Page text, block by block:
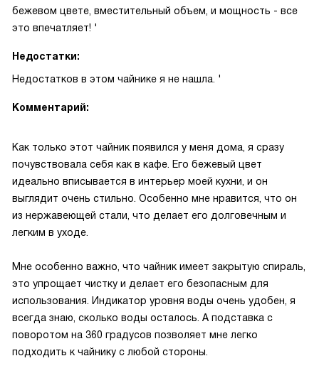
бежевом цвете, вместительный объем, и мощность - все
это впечатляет! '
Недостатки:
Недостатков в этом чайнике я не нашла. '
Комментарий:
Как только этот чайник появился у меня дома, я сразу
почувствовала себя как в кафе. Его бежевый цвет
идеально вписывается в интерьер моей кухни, и он
выглядит очень стильно. Особенно мне нравится, что он
из нержавеющей стали, что делает его долговечным и
легким в уходе.
Мне особенно важно, что чайник имеет закрытую спираль,
это упрощает чистку и делает его безопасным для
использования. Индикатор уровня воды очень удобен, я
всегда знаю, сколько воды осталось. А подставка с
поворотом на 360 градусов позволяет мне легко
подходить к чайнику с любой стороны.